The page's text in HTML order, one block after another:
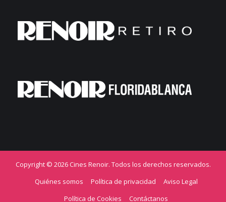
Copyright © 2026 Cines Renoir. Todos los derechos reservados.
Quiénes somos
Política de privacidad
Aviso Legal
Política de Cookies
Contáctanos